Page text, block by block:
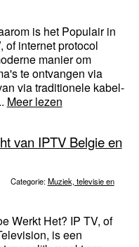
is het Populair in
of internet protocol
manier om
te ontvangen via
via traditionele kabel-
Meer lezen
van IPTV Belgie en
Categorie:Muziek, televisie en
Werkt Het? IP TV, of
is een